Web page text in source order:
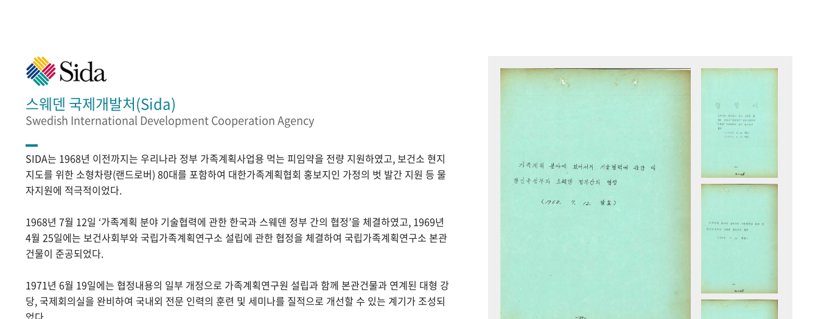
스웨덴 국제개발처(Sida)
Swedish International Development Cooperation Agency
SIDA는 1968년 이전까지는 우리나라 정부 가족계획사업용 먹는 피임약을 전량 지원하였고, 보건소 현지
지도를 위한 소형차량(랜드로버) 80대를 포함하여 대한가족계획협회 홍보지인 가정의 벗 발간 지원 등 물
자지원에 적극적이었다.
1968년 7월 12일 ‘가족계획 분야 기술협력에 관한 한국과 스웨덴 정부 간의 협정’을 체결하였고, 1969년
4월 25일에는 보건사회부와 국립가족계획연구소 설립에 관한 협정을 체결하여 국립가족계획연구소 본관
건물이 준공되었다.
1971년 6월 19일에는 협정내용의 일부 개정으로 가족계획연구원 설립과 함께 본관건물과 연계된 대형 강
당, 국제회의실을 완비하여 국내외 전문 인력의 훈련 및 세미나를 질적으로 개선할 수 있는 계기가 조성되